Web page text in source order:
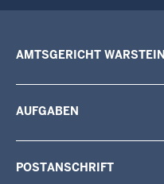
AMTSGERICHT WARSTEIN
AUFGABEN
POSTANSCHRIFT